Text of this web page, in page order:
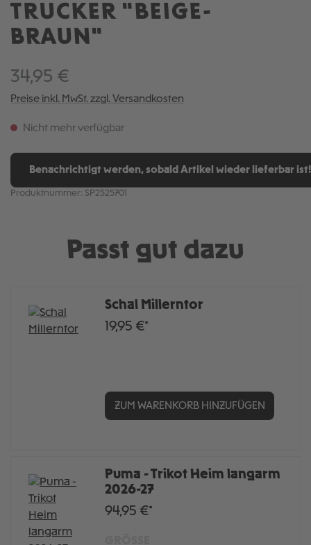
TRUCKER "BEIGE-
BRAUN"
34,95 €
Preise inkl. MwSt. zzgl. Versandkosten
Nicht mehr verfügbar
Benachrichtigt werden, sobald Artikel wieder lieferbar ist!
Produktnummer: SP2525701
Passt gut dazu
Schal Millerntor
19,95 €*
ZUM WARENKORB HINZUFÜGEN
Puma - Trikot Heim langarm
2026-27
94,95 €*